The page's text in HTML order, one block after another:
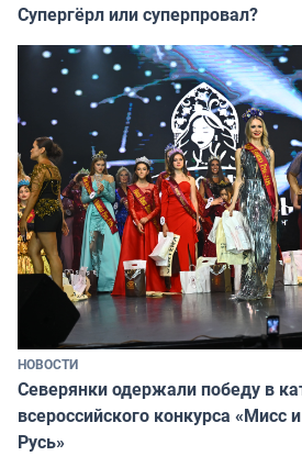
Супергёрл или суперпровал?
НОВОСТИ
Северянки одержали победу в
всероссийского конкурса «Мисс
Русь»